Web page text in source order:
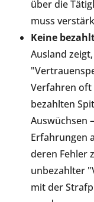
über die
muss
Keine
Ausland
Verfahren oft
bezahlten
Auswüchsen
Erfahrungen
deren Fehler
unbezahlter
mit der